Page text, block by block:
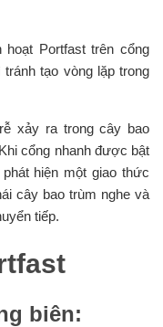
Portfast trên cổng
tạo vòng lặp trong
xảy ra trong cây bao
cổng nhanh được bật
hiện một giao thức
cây bao trùm nghe và
tiếp.
biên: